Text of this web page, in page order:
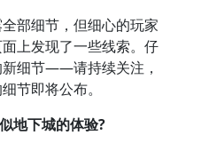
部细节，但细心的玩家
上发现了一些线索。仔
细节——请持续关注，
节即将公布。
地下城的体验?